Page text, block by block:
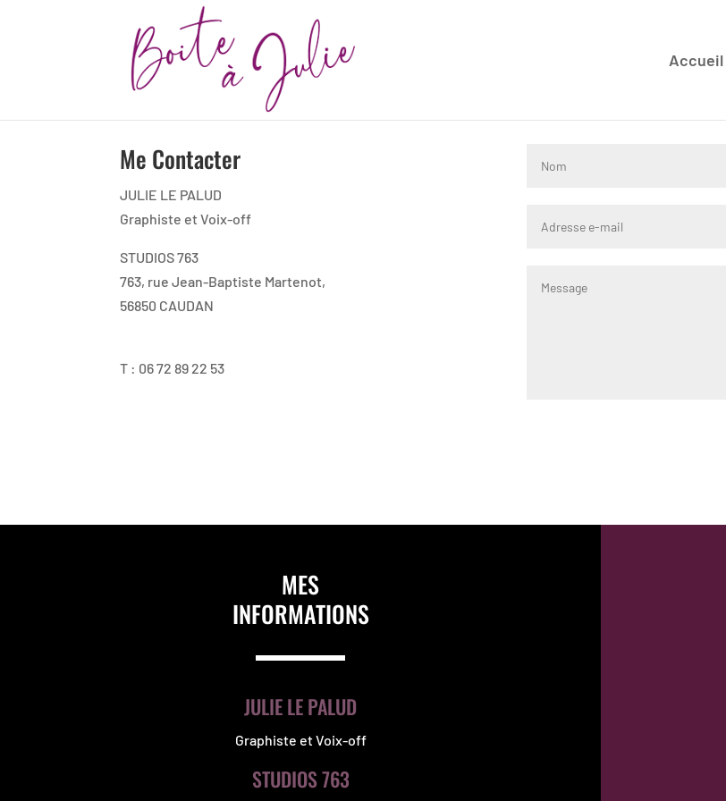
Accueil
Me Contacter
JULIE LE PALUD
Graphiste et Voix-off
STUDIOS 763
763, rue Jean-Baptiste Martenot,
56850 CAUDAN
T : 06 72 89 22 53
MES
INFORMATIONS
JULIE LE PALUD
Graphiste et Voix-off
STUDIOS 763